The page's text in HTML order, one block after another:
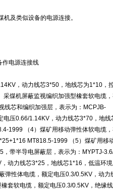
及类似设备的电源连接。
作电源连接线
，动力线芯3*50，地线芯为1*10，
煤机屏蔽监视编织加强型橡套软电缆
线芯和编织加强层，表示为：MCPJB-
压0.66/1.14KV，动力线芯3*70，地线
1999 （4）煤矿用移动弹性体软电缆
MT818.5-1999 （5）煤矿用移
带半导电屏蔽层，表示为：MYPTJ-
动力线芯3*25，地线芯1*16，低温环境
弹性体电缆，额定电压0.3/0.5KV，动力
套软电缆，额定电压0.3/0.5KV，绝缘